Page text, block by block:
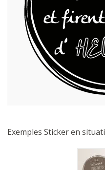
Exemples Sticker en